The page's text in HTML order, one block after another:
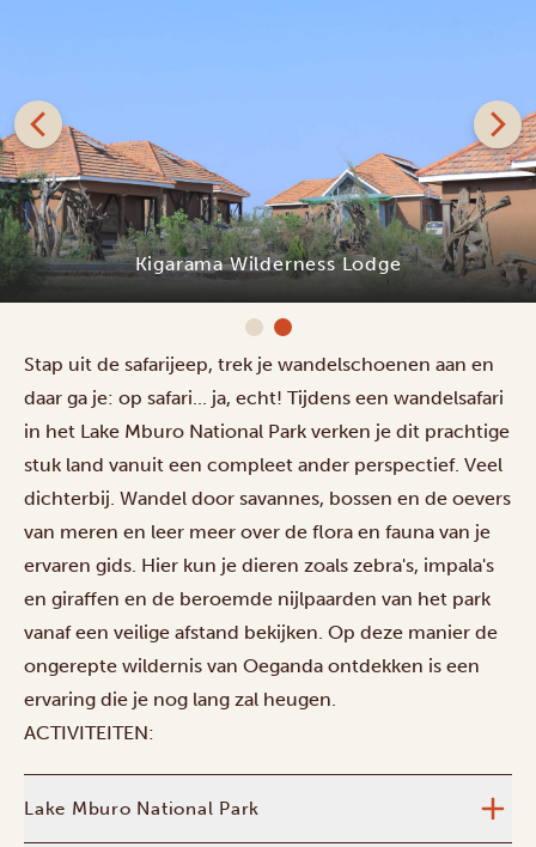
Kigarama Wilderness Lodge
Stap uit de safarijeep, trek je wandelschoenen aan en
daar ga je: op safari... ja, echt! Tijdens een wandelsafari
in het Lake Mburo National Park verken je dit prachtige
stuk land vanuit een compleet ander perspectief. Veel
dichterbij. Wandel door savannes, bossen en de oevers
van meren en leer meer over de flora en fauna van je
ervaren gids. Hier kun je dieren zoals zebra's, impala's
en giraffen en de beroemde nijlpaarden van het park
vanaf een veilige afstand bekijken. Op deze manier de
ongerepte wildernis van Oeganda ontdekken is een
ervaring die je nog lang zal heugen.
ACTIVITEITEN:
Lake Mburo National Park